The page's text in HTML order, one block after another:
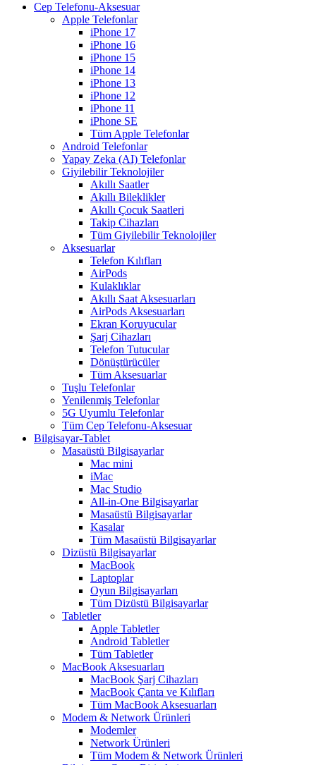
Cep Telefonu-Aksesuar
Apple Telefonlar
iPhone 17
iPhone 16
iPhone 15
iPhone 14
iPhone 13
iPhone 12
iPhone 11
iPhone SE
Tüm Apple Telefonlar
Android Telefonlar
Yapay Zeka (AI) Telefonlar
Giyilebilir Teknolojiler
Akıllı Saatler
Akıllı Bileklikler
Akıllı Çocuk Saatleri
Takip Cihazları
Tüm Giyilebilir Teknolojiler
Aksesuarlar
Telefon Kılıfları
AirPods
Kulaklıklar
Akıllı Saat Aksesuarları
AirPods Aksesuarları
Ekran Koruyucular
Şarj Cihazları
Telefon Tutucular
Dönüştürücüler
Tüm Aksesuarlar
Tuşlu Telefonlar
Yenilenmiş Telefonlar
5G Uyumlu Telefonlar
Tüm Cep Telefonu-Aksesuar
Bilgisayar-Tablet
Masaüstü Bilgisayarlar
Mac mini
iMac
Mac Studio
All-in-One Bilgisayarlar
Masaüstü Bilgisayarlar
Kasalar
Tüm Masaüstü Bilgisayarlar
Dizüstü Bilgisayarlar
MacBook
Laptoplar
Oyun Bilgisayarları
Tüm Dizüstü Bilgisayarlar
Tabletler
Apple Tabletler
Android Tabletler
Tüm Tabletler
MacBook Aksesuarları
MacBook Şarj Cihazları
MacBook Çanta ve Kılıfları
Tüm MacBook Aksesuarları
Modem & Network Ürünleri
Modemler
Network Ürünleri
Tüm Modem & Network Ürünleri